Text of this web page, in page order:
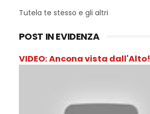
Tutela te stesso e gli altri
POST IN EVIDENZA
VIDEO: Ancona vista dall'Alto!